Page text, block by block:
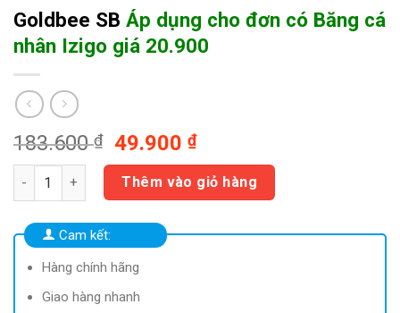
Goldbee SB Áp dụng cho đơn có Băng cá
nhân Izigo giá 20.900
183.600₫
Giá
gốc
là:
183.600 ₫.
49.900₫Giá
hiện
tại
là:
49.900 ₫.
Goldbee SB Áp dụng cho đơn có Băng cá nhân Izigo giá
Thêm vào giỏ hàng
Cam kết:
Hàng chính hãng
Giao hàng nhanh